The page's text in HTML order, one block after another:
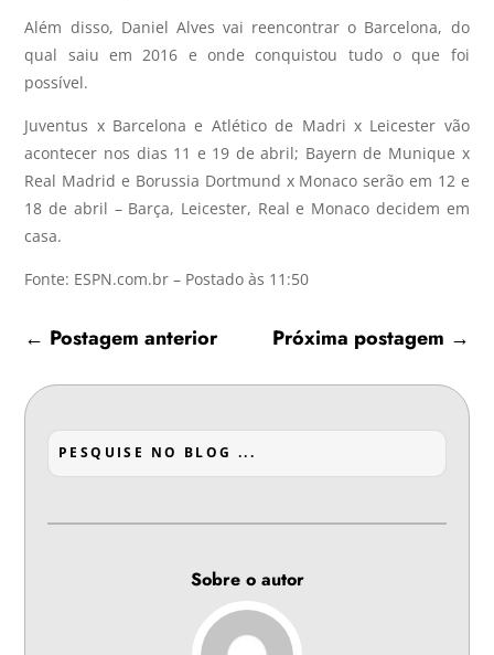
Além disso, Daniel Alves vai reencontrar o Barcelona, do
qual saiu em 2016 e onde conquistou tudo o que foi
possível.
Juventus x Barcelona e Atlético de Madri x Leicester vão
acontecer nos dias 11 e 19 de abril; Bayern de Munique x
Real Madrid e Borussia Dortmund x Monaco serão em 12 e
18 de abril – Barça, Leicester, Real e Monaco decidem em
casa.
Fonte: ESPN.com.br – Postado às 11:50
← Postagem anterior Próxima postagem →
Sobre o autor